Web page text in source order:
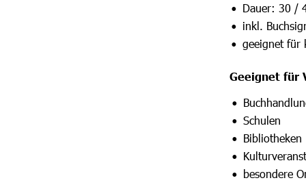
• Dauer: 30 /
• inkl.
• geeignet für
•
• Schulen
• Bibliotheken
•
• besondere
Geeignet für